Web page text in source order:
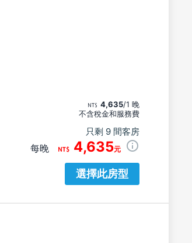
4,635/1 晚
不含稅金和服務費
只剩 9 間客房
每晚 4,635元
選擇此房型